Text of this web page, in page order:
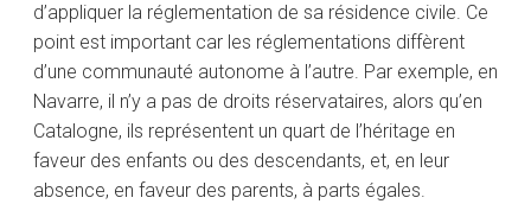
d’appliquer la réglementation de sa résidence civile. Ce
point est important car les réglementations diffèrent
d’une communauté autonome à l’autre. Par exemple, en
Navarre, il n’y a pas de droits réservataires, alors qu’en
Catalogne, ils représentent un quart de l’héritage en
faveur des enfants ou des descendants, et, en leur
absence, en faveur des parents, à parts égales.